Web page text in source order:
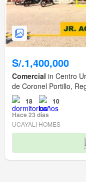
S/.1,400,000
Comercial in Centro
de Coronel Portillo,
18
10
Hace 23 días
UCAYALI HOMES